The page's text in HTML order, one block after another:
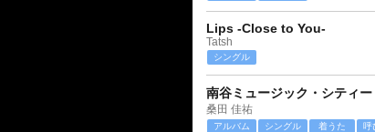
Lips -Close to You-
Tatsh
シングル
南谷ミュージック・シティー
桑田 佳祐
アルバム シングル 着うた 呼